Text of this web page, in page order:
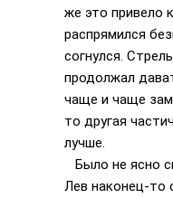
же это привело
распрямился
согнулся.
продолжал
чаще и чаще
то другая
лучше.
Было не ясно
Лев наконец-то